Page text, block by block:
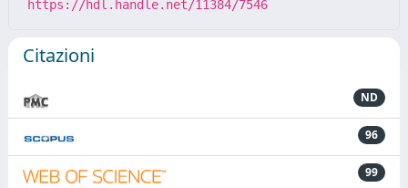
https://hdl.handle.net/11384/7546
Citazioni
ND
96
99